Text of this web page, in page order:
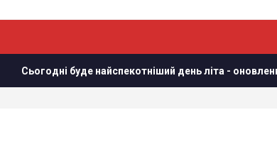
буде найспекотніший день літа - оновлений прогноз